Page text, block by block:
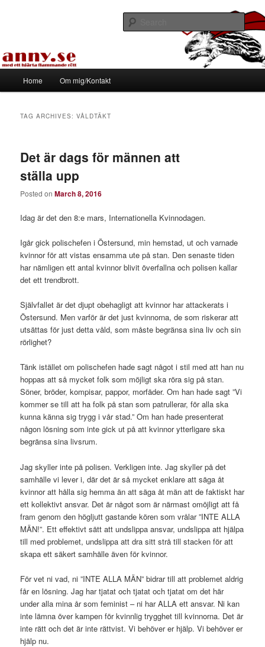
Tapirhen
Home Om mig/Kontakt
TAG ARCHIVES:VÅLDTÄKT
Det är dags för männen att
ställa upp
Posted onMarch 8, 2016
Idag är det den 8:e mars, Internationella Kvinnodagen.
Igår gick polischefen i Östersund, min hemstad, ut och varnade
kvinnor för att vistas ensamma ute på stan. Den senaste tiden
har nämligen ett antal kvinnor blivit överfallna och polisen kallar
det ett trendbrott.
Självfallet är det djupt obehagligt att kvinnor har attackerats i
Östersund. Men varför är det just kvinnorna, de som riskerar att
utsättas för just detta våld, som måste begränsa sina liv och sin
rörlighet?
Tänk istället om polischefen hade sagt något i stil med att han nu
hoppas att så mycket folk som möjligt ska röra sig på stan.
Söner, bröder, kompisar, pappor, morfäder. Om han hade sagt ”Vi
kommer se till att ha folk på stan som patrullerar, för alla ska
kunna känna sig trygg i vår stad.” Om han hade presenterat
någon lösning som inte gick ut på att kvinnor ytterligare ska
begränsa sina livsrum.
Jag skyller inte på polisen. Verkligen inte. Jag skyller på det
samhälle vi lever i, där det är så mycket enklare att säga åt
kvinnor att hålla sig hemma än att säga åt män att de faktiskt har
ett kollektivt ansvar. Det är något som är närmast omöjligt att få
fram genom den högljutt gastande kören som vrålar ”INTE ALLA
MÄN!”. Ett effektivt sätt att undslippa ansvar, undslippa att hjälpa
till med problemet, undslippa att dra sitt strå till stacken för att
skapa ett säkert samhälle även för kvinnor.
För vet ni vad, ni ”INTE ALLA MÄN” bidrar till att problemet aldrig
får en lösning. Jag har tjatat och tjatat och tjatat om det här
under alla mina år som feminist – ni har ALLA ett ansvar. Ni kan
inte lämna över kampen för kvinnlig trygghet till kvinnorna. Det är
inte rätt och det är inte rättvist. Vi behöver er hjälp. Vi behöver er
hjälp nu.